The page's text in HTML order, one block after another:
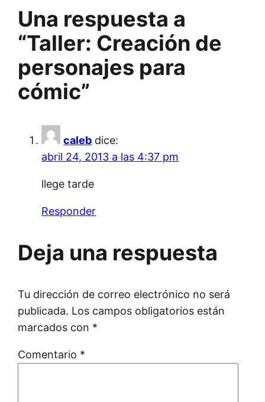
Una respuesta a
“Taller: Creación de
personajes para
cómic”
caleb dice:
abril 24, 2013 a las 4:37 pm
llege tarde
Responder
Deja una respuesta
Tu dirección de correo electrónico no será
publicada. Los campos obligatorios están
marcados con *
Comentario *